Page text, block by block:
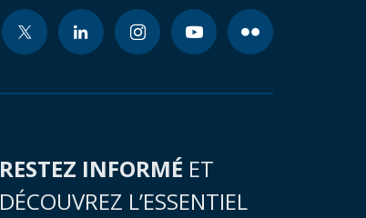
RESTEZ INFORMÉ ET
DÉCOUVREZ L’ESSENTIEL